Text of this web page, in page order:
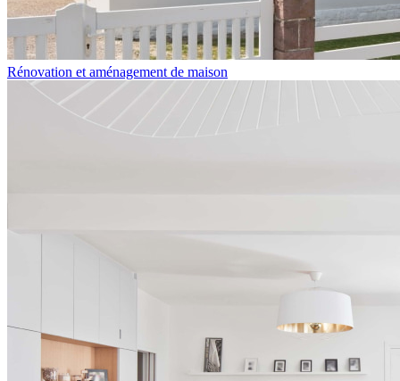
Rénovation et aménagement de maison